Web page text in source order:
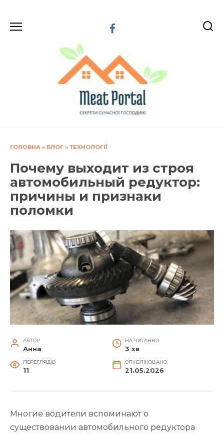
вмісту
ГОЛОВНА » БЛОГ » ТЕХНОЛОГІЇ
Почему выходит из строя
автомобильный редуктор:
причины и признаки
поломки
АВТОР
Анна
НА ЧИТАННЯ
3 хв
ПЕРЕГЛЯДІВ
11
ОПУБЛІКОВАНО
21.05.2026
Многие водители вспоминают о
существовании автомобильного редуктора